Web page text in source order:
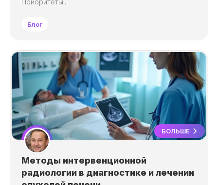
Приоритеты...
Блог
БОЛЬШЕ
Методы интервенционной
радиологии в диагностике и лечении